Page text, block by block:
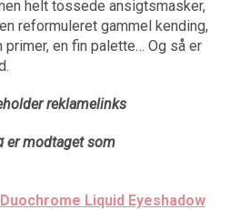
helt tossede ansigtsmasker,
reformuleret gammel kending,
en fin palette… Og så er
reklamelinks
er modtaget som
Liquid Eyeshadow